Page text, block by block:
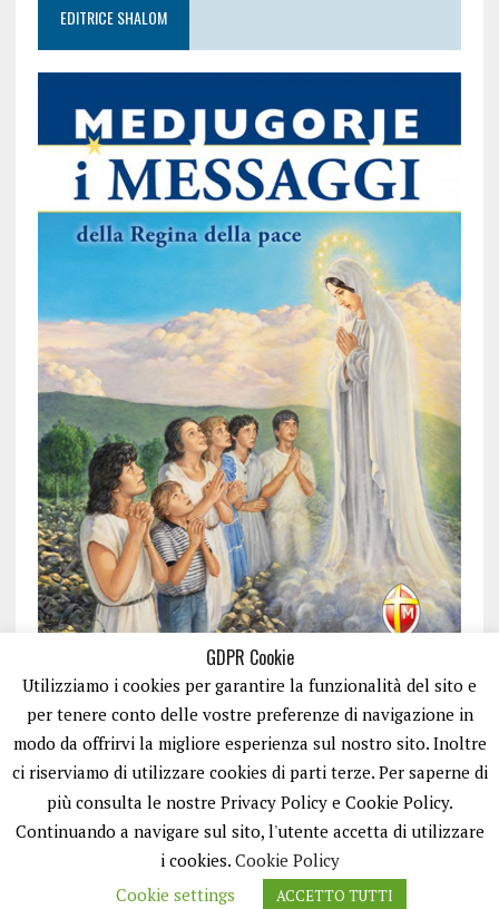
EDITRICE SHALOM
ISCRIVITI
GDPR Cookie
Utilizziamo i cookies per garantire la funzionalità del sito e
per tenere conto delle vostre preferenze di navigazione in
modo da offrirvi la migliore esperienza sul nostro sito. Inoltre
ci riserviamo di utilizzare cookies di parti terze. Per saperne di
più consulta le nostre Privacy Policy e Cookie Policy.
Continuando a navigare sul sito, l'utente accetta di utilizzare
i cookies. Cookie Policy
Cookie settings
ACCETTO TUTTI